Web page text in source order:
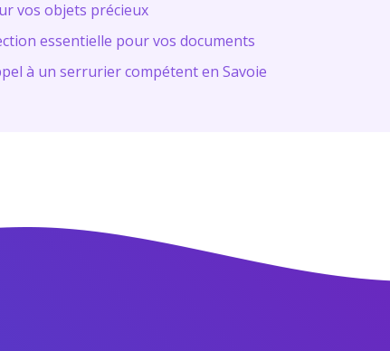
vos objets précieux
essentielle pour vos documents
à un serrurier compétent en Savoie